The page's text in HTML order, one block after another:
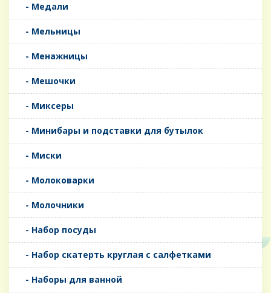
- Медали
- Мельницы
- Менажницы
- Мешочки
- Миксеры
- Минибары и подставки для бутылок
- Миски
- Молоковарки
- Молочники
- Набор посуды
- Набор скатерть круглая с салфетками
- Наборы для ванной